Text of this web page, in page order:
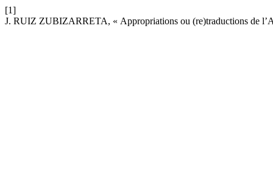
[1]
J. RUIZ ZUBIZARRETA, « Appropriations ou (re)traductions de